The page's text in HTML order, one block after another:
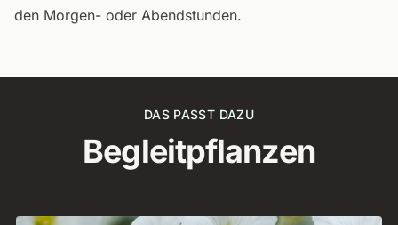
den Morgen- oder Abendstunden.
DAS PASST DAZU
Begleitpflanzen